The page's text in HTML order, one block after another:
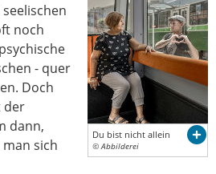
Du bist nicht allein
© Abbilderei
noch
- quer
Doch
der
dann,
sich